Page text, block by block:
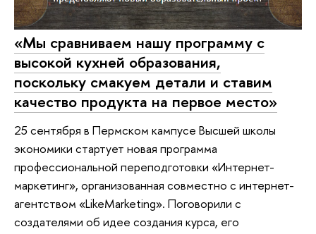
«Мы сравниваем нашу программу с
высокой кухней образования,
поскольку смакуем детали и ставим
качество продукта на первое место»
25 сентября в Пермском кампусе Высшей школы
экономики стартует новая программа
профессиональной переподготовки «Интернет-
маркетинг», организованная совместно с интернет-
агентством «LikeMarketing». Поговорили с
создателями об идее создания курса, его